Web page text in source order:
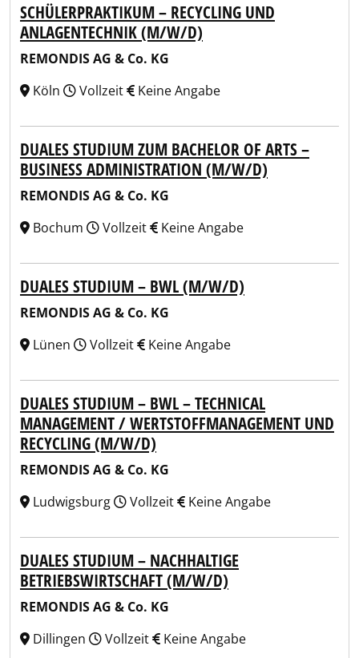
SCHÜLERPRAKTIKUM – RECYCLING UND
ANLAGENTECHNIK (M/W/D)
REMONDIS AG & Co. KG
Köln
Vollzeit Keine Angabe
DUALES STUDIUM ZUM BACHELOR OF ARTS –
BUSINESS ADMINISTRATION (M/W/D)
REMONDIS AG & Co. KG
Bochum
Vollzeit Keine Angabe
DUALES STUDIUM – BWL (M/W/D)
REMONDIS AG & Co. KG
Lünen
Vollzeit Keine Angabe
DUALES STUDIUM – BWL – TECHNICAL
MANAGEMENT / WERTSTOFFMANAGEMENT UND
RECYCLING (M/W/D)
REMONDIS AG & Co. KG
Ludwigsburg
Vollzeit Keine Angabe
DUALES STUDIUM – NACHHALTIGE
BETRIEBSWIRTSCHAFT (M/W/D)
REMONDIS AG & Co. KG
Dillingen
Vollzeit Keine Angabe